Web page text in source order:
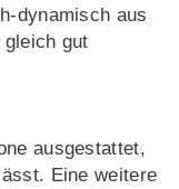
dynamisch aus
gut
ausgestattet,
Eine weitere